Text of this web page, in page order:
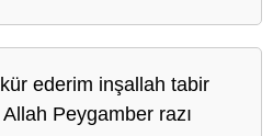
ederim inşallah tabir
Peygamber razı